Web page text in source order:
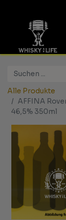
Alle Produkte
AFFINA
46,5% 350ml